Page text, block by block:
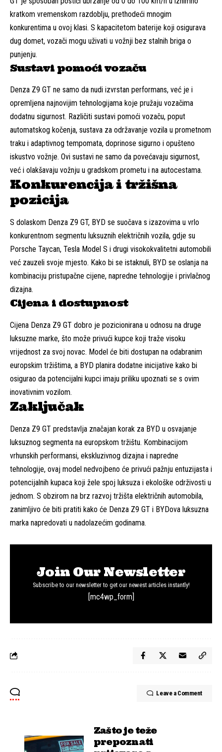
kratkom vremenskom razdoblju, prethodeći mnogim
konkurentima u ovoj klasi. S kapacitetom baterije koji osigurava
dug domet, vozači mogu uživati u vožnji bez stalnih briga o
punjenju.
Sustavi pomoći vozaču
Denza Z9 GT ne samo da nudi izvrstan performans, već je i
opremljena najnovijim tehnologijama koje pružaju vozačima
dodatnu sigurnost. Različiti sustavi pomoći vozaču, poput
automatskog kočenja, sustava za održavanje vozila u prometnom
traku i adaptivnog tempomata, doprinose sigurno i opušteno
iskustvo vožnje. Ovi sustavi ne samo da povećavaju sigurnost,
već i olakšavaju vožnju u gradskom prometu i na autocestama.
Konkurencija i tržišna
pozicija
S dolaskom Denza Z9 GT, BYD se suočava s izazovima u vrlo
konkurentnom segmentu luksuznih električnih vozila, gdje su
Porsche Taycan, Tesla Model S i drugi visokokvalitetni automobili
već zauzeli svoje mjesto. Kako bi se istaknuli, BYD se oslanja na
kombinaciju pristupačne cijene, napredne tehnologije i privlačnog
dizajna.
Cijena i dostupnost
Cijena Denza Z9 GT dobro je pozicionirana u odnosu na druge
luksuzne marke, što može privući kupce koji traže visoku
vrijednost za svoj novac. Model će biti dostupan na odabranim
europskim tržištima, a BYD planira dodatne inicijative kako bi
osigurao da potencijalni kupci imaju priliku upoznati se s ovim
inovativnim vozilom.
Zaključak
Denza Z9 GT predstavlja značajan korak za BYD u osvajanje
luksuznog segmenta na europskom tržištu. Kombinacijom
vrhunskih performansi, ekskluzivnog dizajna i napredne
tehnologije, ovaj model nedvojbeno će privući pažnju entuzijasta i
potencijalnih kupaca koji žele spoj luksuza i ekološke održivosti u
jednom. S obzirom na brz razvoj tržišta električnih automobila,
zanimljivo će biti pratiti kako će Denza Z9 GT i BYDova luksuzna
marka napredovati u nadolazećim godinama.
Join Our Newsletter
Subscribe to our newsletter to get our newest articles instantly!
[mc4wp_form]
Leave a Comment
Zašto je teže
prepoznati